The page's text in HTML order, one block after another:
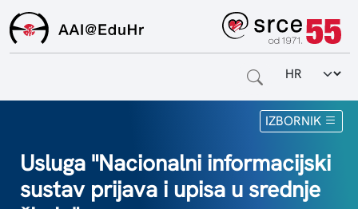
Odabir
IZBORNIK
Za krajnje korisnike
Za davatelje usluga
Usluga "Nacionalni informacijski
sustav prijava i upisa u srednje